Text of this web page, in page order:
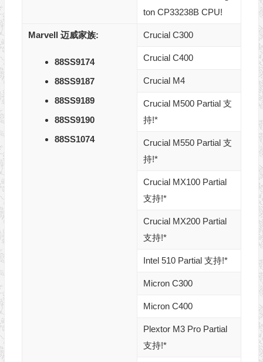
ton CP33238B CPU!
Marvell 迈威家族:
88SS9174
88SS9187
88SS9189
88SS9190
88SS1074
Crucial C300
Crucial C400
Crucial M4
Crucial M500 Partial 支
持!*
Crucial M550 Partial 支
持!*
Crucial MX100 Partial
支持!*
Crucial MX200 Partial
支持!*
Intel 510 Partial 支持!*
Micron C300
Micron C400
Plextor M3 Pro Partial
支持!*